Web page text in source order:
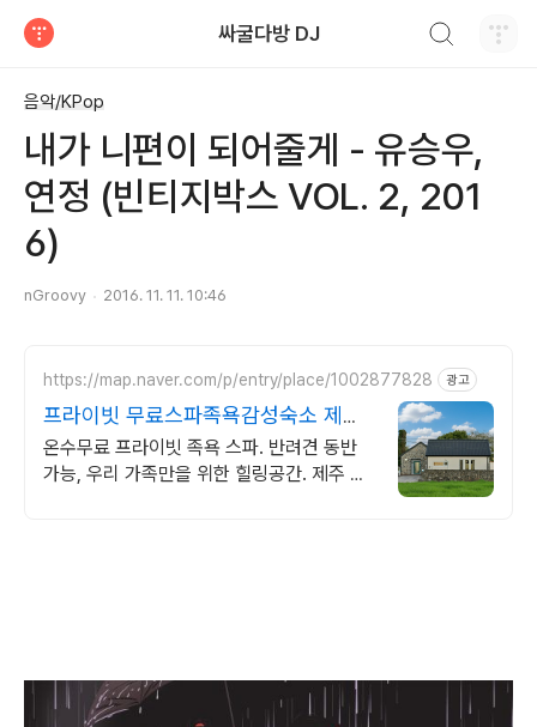
싸굴다방 DJ
음악/KPop
내가 니편이 되어줄게 - 유승우,
연정 (빈티지박스 VOL. 2, 201
6)
nGroovy 2016. 11. 11. 10:46
https://map.naver.com/p/entry/place/1002877828 광고
프라이빗 무료스파족욕감성숙소 제주
돌담감성, 반려견 환영
온수무료 프라이빗 족욕 스파. 반려견 동반
가능, 우리 가족만을 위한 힐링공간. 제주 이